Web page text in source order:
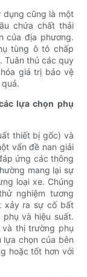
cũng là một
chứa chất thải
của địa phương.
tùng ô tô chấp
Tuân thủ các quy
giá trị bảo vệ
lựa chọn phụ
thiết bị gốc) và
vấn đề nan giải
ứng các thông
mang lại sự
loại xe. Chúng
nghiệm tương
xảy ra sự cố bất
và hiệu suất.
và thị trường phụ
chọn của bên
hoặc tốt hơn với